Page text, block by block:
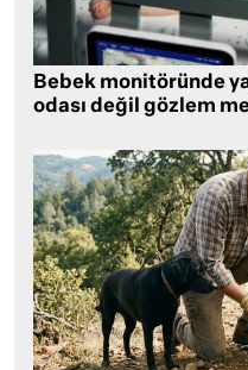
Bebek monitöründe
odası değil gözlem